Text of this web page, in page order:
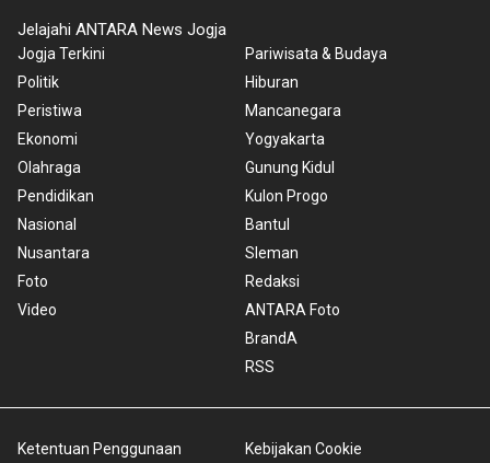
Jelajahi ANTARA News Jogja
Jogja Terkini
Politik
Peristiwa
Ekonomi
Olahraga
Pendidikan
Nasional
Nusantara
Foto
Video
Pariwisata & Budaya
Hiburan
Mancanegara
Yogyakarta
Gunung Kidul
Kulon Progo
Bantul
Sleman
Redaksi
ANTARA Foto
BrandA
RSS
Ketentuan Penggunaan Kebijakan Cookie